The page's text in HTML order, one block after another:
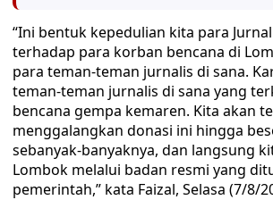
“Ini bentuk kepedulian kita para
terhadap para korban bencana di
para teman-teman jurnalis di sana.
teman-teman jurnalis di sana yang
bencana gempa kemaren. Kita akan
menggalangkan donasi ini hingga
sebanyak-banyaknya, dan langsung
Lombok melalui badan resmi yang
pemerintah,” kata Faizal, Selasa (7/8/